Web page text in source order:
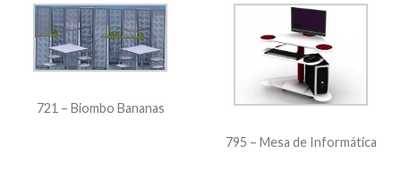
721 – Biombo Bananas
795 – Mesa de Informática